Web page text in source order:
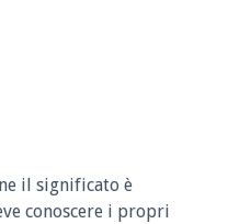
il significato è
conoscere i propri